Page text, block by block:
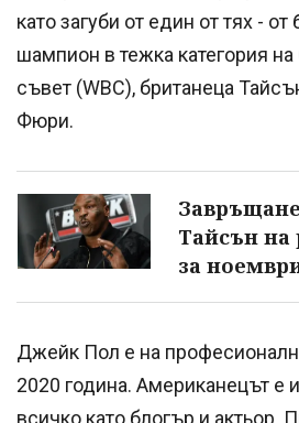
като загуби от един от тях -
шампион в тежка категория
съвет (WBC), британеца
Фюри.
Тайсън на
за
Джейк Пол е на
2020 година. Американецът е